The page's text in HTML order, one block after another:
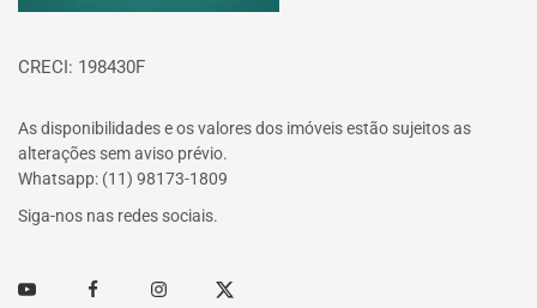
CRECI: 198430F
As disponibilidades e os valores dos imóveis estão sujeitos as
alterações sem aviso prévio.
Whatsapp: (11) 98173-1809
Siga-nos nas redes sociais.
Youtube FacebookInstagramTwitter